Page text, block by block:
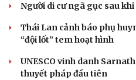
Người di cư ngã gục sau
Thái Lan cảnh báo phụ
“đội lốt” tem hoạt hình
UNESCO vinh danh
thuyết pháp đầu tiên